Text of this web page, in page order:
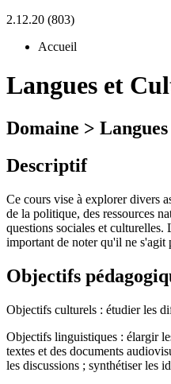
2.12.20 (803)
Accueil
Langues et
Domaine >
Descriptif
Ce cours vise à explorer divers
de la politique, des ressources
questions sociales et culturelles.
important de noter qu'il ne s'agit
Objectifs
Objectifs culturels : étudier les
Objectifs linguistiques : élargir
textes et des documents
les discussions ; synthétiser les